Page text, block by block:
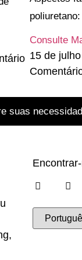
Consulte
15 de
suas